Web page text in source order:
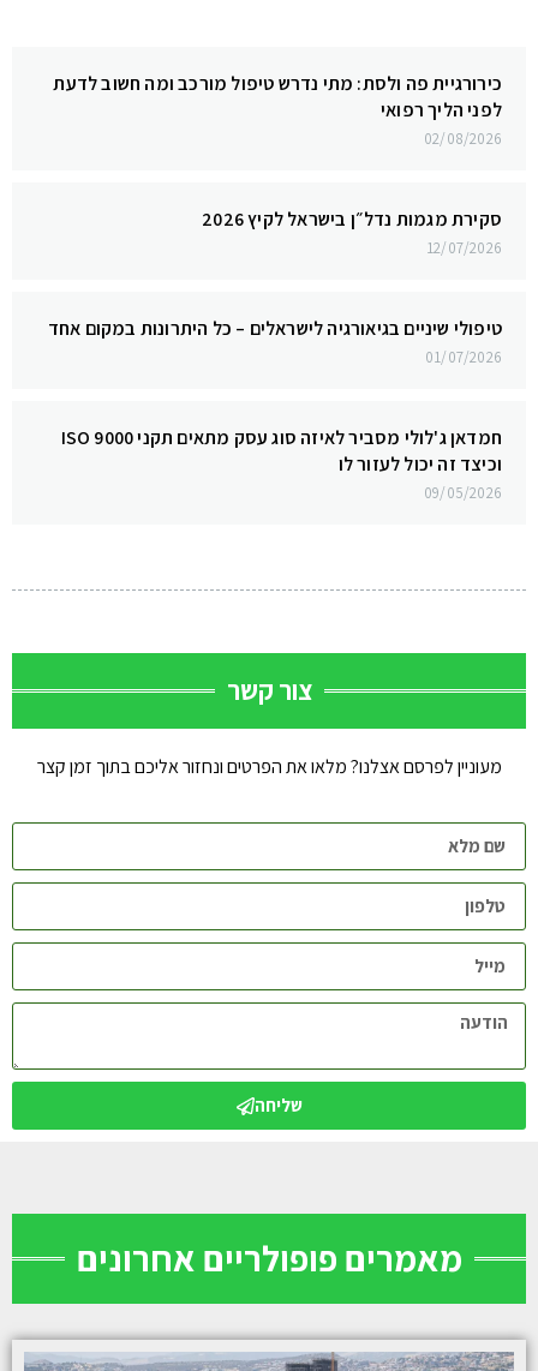
כירורגיית פה ולסת: מתי נדרש טיפול מורכב ומה חשוב לדעת
לפני הליך רפואי
02/08/2026
סקירת מגמות נדל״ן בישראל לקיץ 2026
12/07/2026
טיפולי שיניים בגיאורגיה לישראלים – כל היתרונות במקום אחד
01/07/2026
חמדאן ג'לולי מסביר לאיזה סוג עסק מתאים תקני ISO 9000
וכיצד זה יכול לעזור לו
09/05/2026
צור קשר
מעוניין לפרסם אצלנו? מלאו את הפרטים ונחזור אליכם בתוך זמן קצר
שליחה
מאמרים פופולריים אחרונים